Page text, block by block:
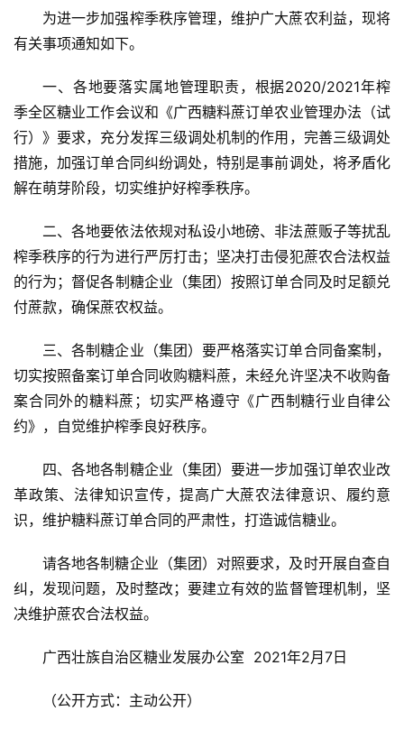
页
糖
网
公
为进一步加强榨季秩序管理，维护广大蔗农利益，现将
有关事项通知如下。
一、各地要落实属地管理职责，根据2020/2021年榨
季全区糖业工作会议和《广西糖料蔗订单农业管理办法（试
行）》要求，充分发挥三级调处机制的作用，完善三级调处
措施，加强订单合同纠纷调处，特别是事前调处，将矛盾化
解在萌芽阶段，切实维护好榨季秩序。
二、各地要依法依规对私设小地磅、非法蔗贩子等扰乱
榨季秩序的行为进行严厉打击；坚决打击侵犯蔗农合法权益
的行为；督促各制糖企业（集团）按照订单合同及时足额兑
付蔗款，确保蔗农权益。
三、各制糖企业（集团）要严格落实订单合同备案制，
切实按照备案订单合同收购糖料蔗，未经允许坚决不收购备
案合同外的糖料蔗；切实严格遵守《广西制糖行业自律公
约》，自觉维护榨季良好秩序。
四、各地各制糖企业（集团）要进一步加强订单农业改
革政策、法律知识宣传，提高广大蔗农法律意识、履约意
识，维护糖料蔗订单合同的严肃性，打造诚信糖业。
请各地各制糖企业（集团）对照要求，及时开展自查自
纠，发现问题，及时整改；要建立有效的监督管理机制，坚
决维护蔗农合法权益。
广西壮族自治区糖业发展办公室  2021年2月7日
（公开方式：主动公开）